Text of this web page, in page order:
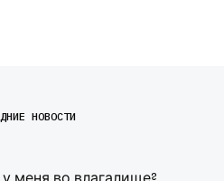
НОВОСТИ